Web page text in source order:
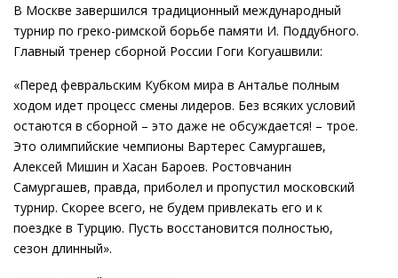
В Москве завершился традиционный международный
турнир по греко-римской борьбе памяти И. Поддубного.
Главный тренер сборной России Гоги Когуашвили:
«Перед февральским Кубком мира в Анталье полным
ходом идет процесс смены лидеров. Без всяких условий
остаются в сборной – это даже не обсуждается! – трое.
Это олимпийские чемпионы Вартерес Самургашев,
Алексей Мишин и Хасан Бароев. Ростовчанин
Самургашев, правда, приболел и пропустил московский
турнир. Скорее всего, не будем привлекать его и к
поездке в Турцию. Пусть восстановится полностью,
сезон длинный».